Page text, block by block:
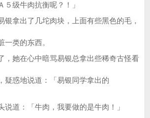
５级牛肉抗衡呢？！」
拿出了几坨肉块，上面有些黑色的毛，
一类的东西。
她在心中暗骂易银总拿出些稀奇古怪看
疑惑地说道：「易银同学拿出的
道：「牛肉，我要做的是牛肉！」